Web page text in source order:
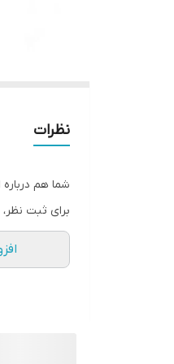
نظرات
شما هم
برای ثبت